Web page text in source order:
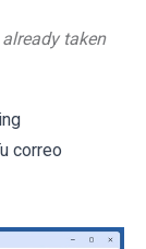
taken
correo